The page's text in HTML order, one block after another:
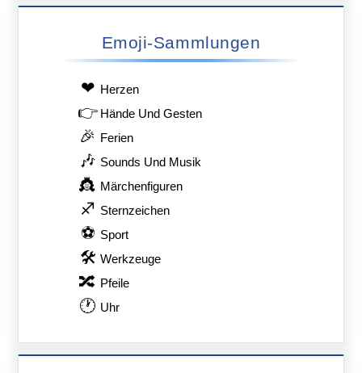
Emoji-Sammlungen
❤ Herzen
👉 Hände Und Gesten
🎉 Ferien
🎶 Sounds Und Musik
👸 Märchenfiguren
♐ Sternzeichen
⚽ Sport
🛠 Werkzeuge
🔀 Pfeile
🕐 Uhr